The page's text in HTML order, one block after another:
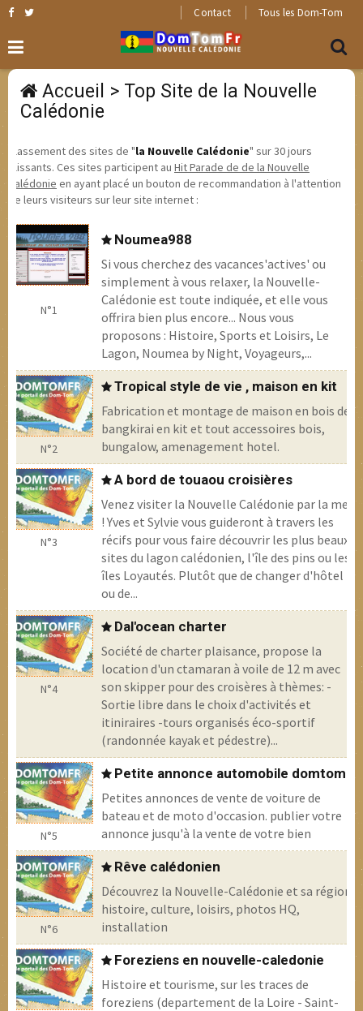
Contact Tous les Dom-Tom
Accueil > Top Site de la Nouvelle
Calédonie
Classement des sites de "la Nouvelle Calédonie" sur 30 jours
glissants. Ces sites participent au Hit Parade de de la Nouvelle
Calédonie en ayant placé un bouton de recommandation à l'attention
de leurs visiteurs sur leur site internet :
N°1
Noumea988
Si vous cherchez des vacances'actives' ou
simplement à vous relaxer, la Nouvelle-
Calédonie est toute indiquée, et elle vous
offrira bien plus encore... Nous vous
proposons : Histoire, Sports et Loisirs, Le
Lagon, Noumea by Night, Voyageurs,...
N°2
Tropical style de vie , maison en kit
Fabrication et montage de maison en bois de
bangkirai en kit et tout accessoires bois,
bungalow, amenagement hotel.
N°3
A bord de touaou croisières
Venez visiter la Nouvelle Calédonie par la mer
! Yves et Sylvie vous guideront à travers les
récifs pour vous faire découvrir les plus beaux
sites du lagon calédonien, l'île des pins ou les
îles Loyautés. Plutôt que de changer d'hôtel
ou de...
N°4
Dal'ocean charter
Société de charter plaisance, propose la
location d'un ctamaran à voile de 12 m avec
son skipper pour des croisères à thèmes: -
Sortie libre dans le choix d'activités et
itiniraires -tours organisés éco-sportif
(randonnée kayak et pédestre)...
N°5
Petite annonce automobile domtom
Petites annonces de vente de voiture de
bateau et de moto d'occasion. publier votre
annonce jusqu'à la vente de votre bien
N°6
Rêve calédonien
Découvrez la Nouvelle-Calédonie et sa région,
histoire, culture, loisirs, photos HQ,
installation
Foreziens en nouvelle-caledonie
Histoire et tourisme, sur les traces de
foreziens (departement de la Loire - Saint-